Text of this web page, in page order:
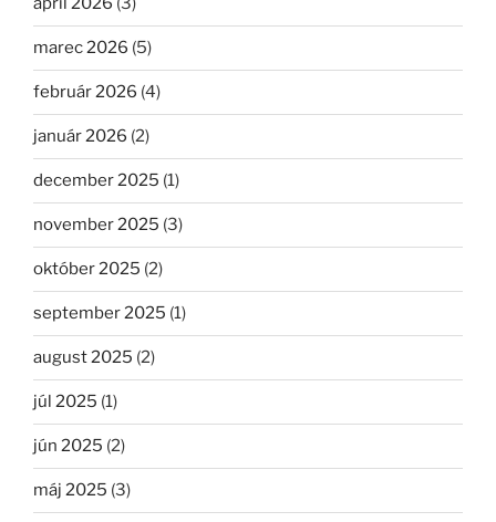
marec 2026 (5)
február 2026 (4)
január 2026 (2)
december 2025 (1)
november 2025 (3)
október 2025 (2)
september 2025 (1)
august 2025 (2)
júl 2025 (1)
jún 2025 (2)
máj 2025 (3)